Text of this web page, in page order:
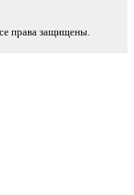
права защищены.